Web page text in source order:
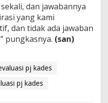
dan jawabannya
yang kami
dan tidak ada jawaban
pungkasnya. (san)
pj kades
pj kades